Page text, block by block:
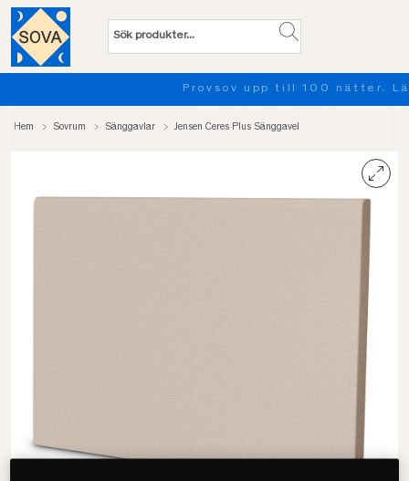
Provsov upp till 100 nätter. Läs mer
Hem Sovrum Sänggavlar Jensen Ceres Plus Sänggavel